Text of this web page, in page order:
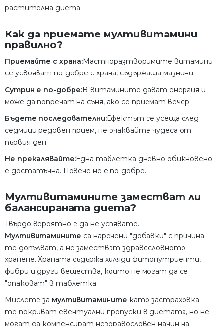
растителна диета.
Как да приемате мултивитамини
правилно?
Приемайте с храна:Мастноразтворимите витамини
се усвояват по-добре с храна, съдържаща мазнини.
Сутрин е по-добре:B-витамините дават енергия и
може да попречат на съня, ако се приемат вечер.
Бъдете последователни:Ефектът се усеща след
седмици редовен прием, не очаквайте чудеса от
първия ден.
Не прекалявайте:Една таблетка дневно обикновено
е достатъчна. Повече не е по-добре.
Мултивитамините заместват ли
балансираната диета?
Твърдо вероятно е да не успявате.
Мултивитамините са наречени "добавки" с причина -
те допълват, а не заместват здравословното
хранене. Храната съдържа хиляди фитонутриенти,
фибри и други вещества, които не могат да се
"опаковат" в таблетка.
Мислете за мултивитамините като застраховка -
те покриват евентуални пропуски в диетата, но не
могат да компенсират нездравословен начин на